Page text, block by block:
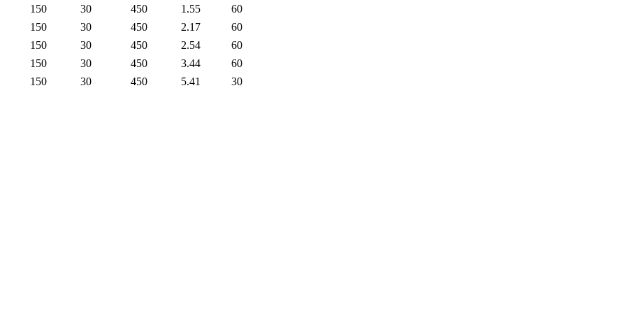
150 30 450 1.55
60
150
30 450 2.17
60
150
30 450 2.54
60
150
30 450 3.44
60
150
30 450 5.41 30